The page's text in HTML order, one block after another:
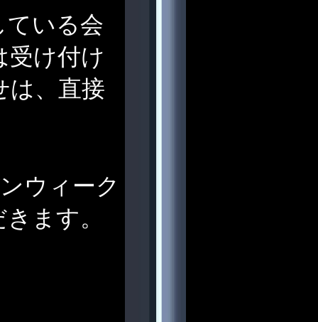
いる会
受け付け
は、直接
ウィーク
ます。